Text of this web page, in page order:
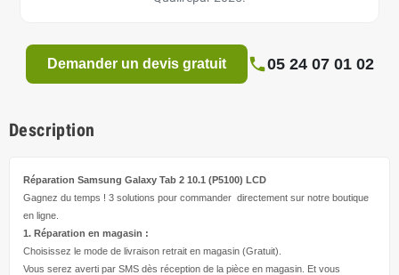
Demander un devis gratuit 05 24 07 01 02
Description
Réparation Samsung Galaxy Tab 2 10.1 (P5100) LCD
Gagnez du temps ! 3 solutions pour commander directement sur notre boutique
en ligne.
1. Réparation en magasin :
Choisissez le mode de livraison retrait en magasin (Gratuit).
Vous serez averti par SMS dès réception de la pièce en magasin. Et vous